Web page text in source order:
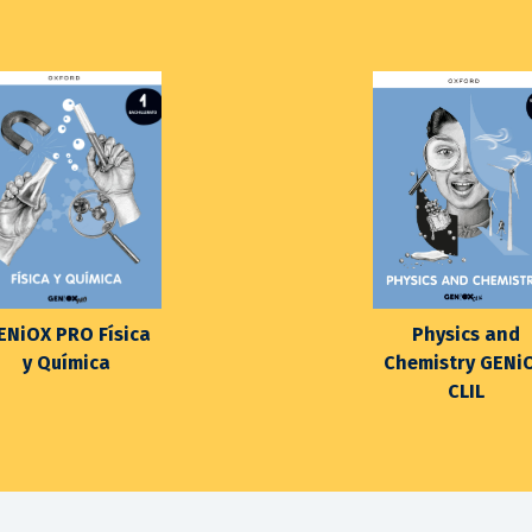
PRO Física
y Química
Physics and
Chemistry
CLIL